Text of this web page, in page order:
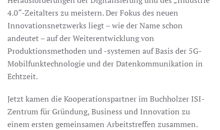
4.0“-Zeitalters zu meistern. Der Fokus des neuen
Innovationsnetzwerks liegt – wie der Name schon
andeutet – auf der Weiterentwicklung von
Produktionsmethoden und -systemen auf Basis der 5G-
Mobilfunktechnologie und der Datenkommunikation in
Echtzeit.
Jetzt kamen die Kooperationspartner im Buchholzer ISI-
Zentrum für Gründung, Business und Innovation zu
einem ersten gemeinsamen Arbeitstreffen zusammen.